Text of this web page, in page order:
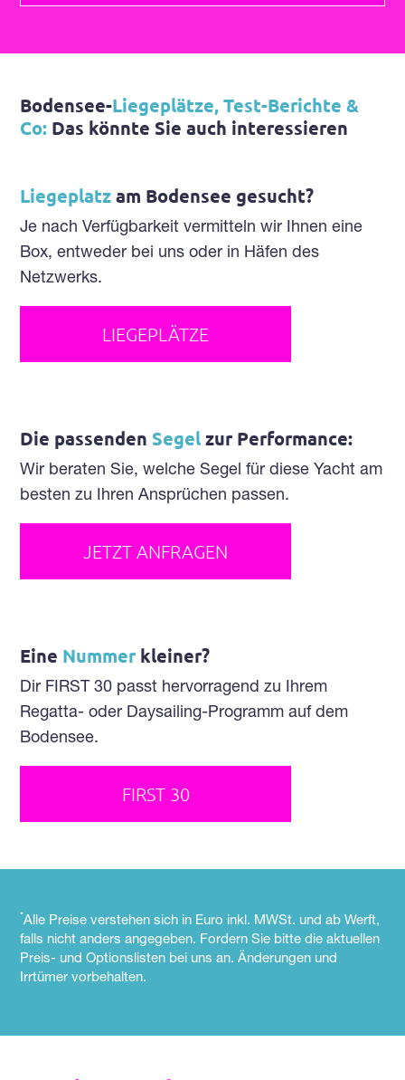
Bodensee-Liegeplätze, Test-Berichte &
Co: Das könnte Sie auch interessieren
Liegeplatzam Bodensee gesucht?
Je nach Verfügbarkeit vermitteln wir Ihnen eine
Box, entweder bei uns oder in Häfen des
Netzwerks.
LIEGEPLÄTZE
Die passenden Segelzur Performance:
Wir beraten Sie, welche Segel für diese Yacht am
besten zu Ihren Ansprüchen passen.
JETZT ANFRAGEN
Eine Nummer kleiner?
Dir FIRST 30 passt hervorragend zu Ihrem
Regatta- oder Daysailing-Programm auf dem
Bodensee.
FIRST 30
*Alle Preise verstehen sich in Euro inkl. MWSt. und ab Werft,
falls nicht anders angegeben. Fordern Sie bitte die aktuellen
Preis- und Optionslisten bei uns an. Änderungen und
Irrtümer vorbehalten.